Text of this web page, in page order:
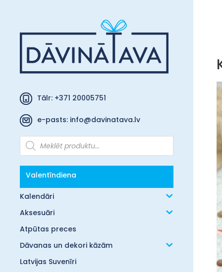
Tālr: +371 20005751
e-pasts: info@davinatava.lv
Products
search
Valentīndiena
Kalendāri
Aksesuāri
Atpūtas preces
Dāvanas un dekori kāzām
Latvijas Suvenīri